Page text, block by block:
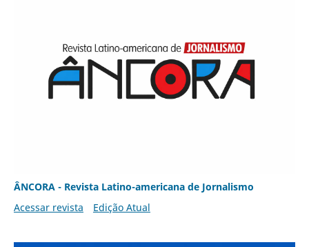
ÂNCORA - Revista Latino-americana de Jornalismo
Acessar revista
Edição Atual